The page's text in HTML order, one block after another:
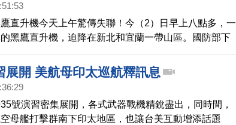
直升機今天上午驚傳失聯！今（2）日早上八點多，一
黑鷹直升機，迫降在新北和宜蘭一帶山區。國防部下
黑鷹上13人名單，包含6名將官，證實參謀總長沈一
5人生還。蔡總統指示所有軍事單位降半旗3天。
展開 美航母印太巡航釋訊息
號演習密集展開，各式武器戰機精銳盡出，同時間，
母艦打擊群南下印太地區，也讓台美互動增添話題